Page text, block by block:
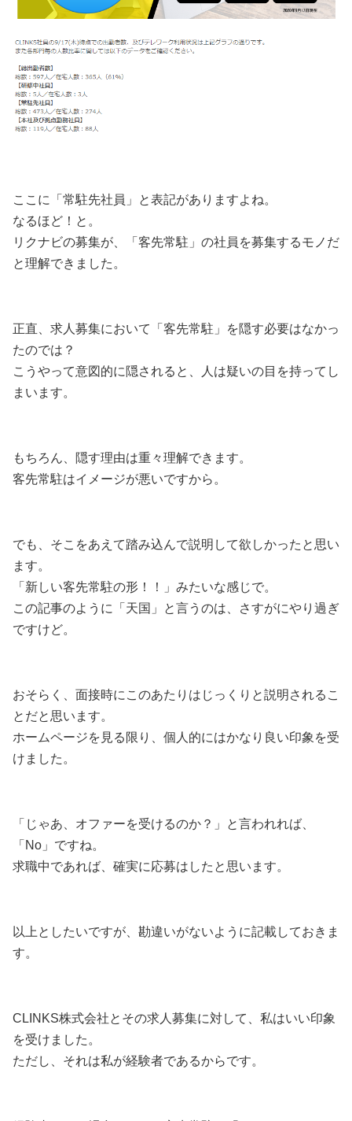
ここに「常駐先社員」と表記がありますよね。
なるほど！と。
リクナビの募集が、「客先常駐」の社員を募集するモノだ
と理解できました。
正直、求人募集において「客先常駐」を隠す必要はなかっ
たのでは？
こうやって意図的に隠されると、人は疑いの目を持ってし
まいます。
もちろん、隠す理由は重々理解できます。
客先常駐はイメージが悪いですから。
でも、そこをあえて踏み込んで説明して欲しかったと思い
ます。
「新しい客先常駐の形！！」みたいな感じで。
この記事のように「天国」と言うのは、さすがにやり過ぎ
ですけど。
おそらく、面接時にこのあたりはじっくりと説明されるこ
とだと思います。
ホームページを見る限り、個人的にはかなり良い印象を受
けました。
「じゃあ、オファーを受けるのか？」と言われれば、
「No」ですね。
求職中であれば、確実に応募はしたと思います。
以上としたいですが、勘違いがないように記載しておきま
す。
CLINKS株式会社とその求人募集に対して、私はいい印象
を受けました。
ただし、それは私が経験者であるからです。